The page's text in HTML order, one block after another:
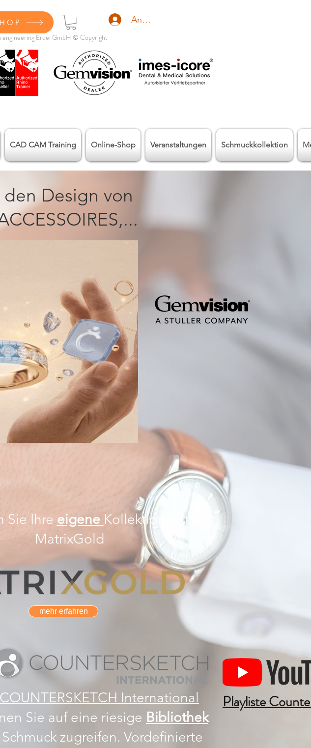
Anmelden
engineering Erdei GmbH © Copyright
CAD CAM Training Online-Shop Veranstaltungen Schmuckkollektion
Design von
Sie Ihre eigene Kollektion mit
MatrixGold
mehr erfahren
COUNTERSKETCH International
Sie auf eine riesige Bibliothek
zugreifen. Vordefinierte
Playliste